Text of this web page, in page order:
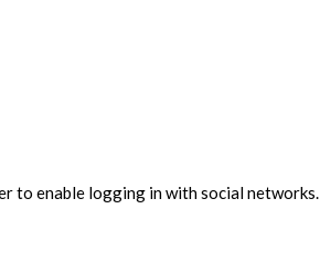
to enable logging in with social networks.